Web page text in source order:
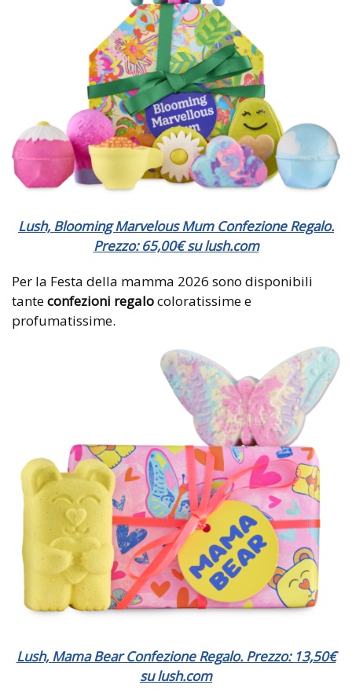
Lush, Blooming Marvelous Mum Confezione Regalo.
Prezzo: 65,00€ su lush.com
Per la Festa della mamma 2026 sono disponibili
tanteconfezioni regalocoloratissime e
profumatissime.
Lush, Mama Bear Confezione Regalo. Prezzo: 13,50€
su lush.com